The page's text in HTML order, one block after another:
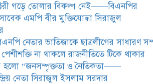
যে ঐক্যের মাধ্যমে ১৯৯১ সালে
বিএনপির সকলস্তরের নেতাকর্মীরা ভঙ্গুর
দলকে প্রতিষ্ঠা এবং নির্বাচন করে
স্বৈরাচারী শেখ হাসিনাকে অপসারণ
করেছিল সেই ঐক্যকেই সুদৃঢ় করার
বিএনপির কেন্দ্রিয় নির্বাহী কমিটির নেতা,
সিরাজুল ইসলাম সরদার
গড়ে তোলার বিকল্প নেই——বিএনপির
সাবেক এমপি বীর মুক্তিযোদ্ধা সিরাজুল
নেতার ভাতিজাকে ছাত্রলীগের সাধারণ
না থাকলে রাজনীতিতে টিকে থাকার
হলো “জনসম্পৃক্ততা ও নৈতিকতা——
নেতা সিরাজুল ইসলাম সরদার